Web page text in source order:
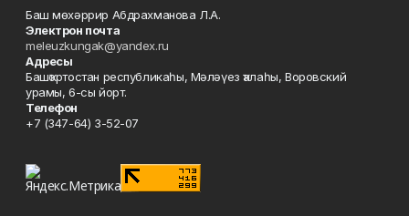
Баш мөхәррир Абдрахманова Л.А.
Электрон почта
meleuzkungak@yandex.ru
Адресы
Башҡортостан республикаһы, Мәләүез ҡалаһы, Воровский
урамы, 6-сы йорт.
Телефон
+7 (347-64) 3-52-07